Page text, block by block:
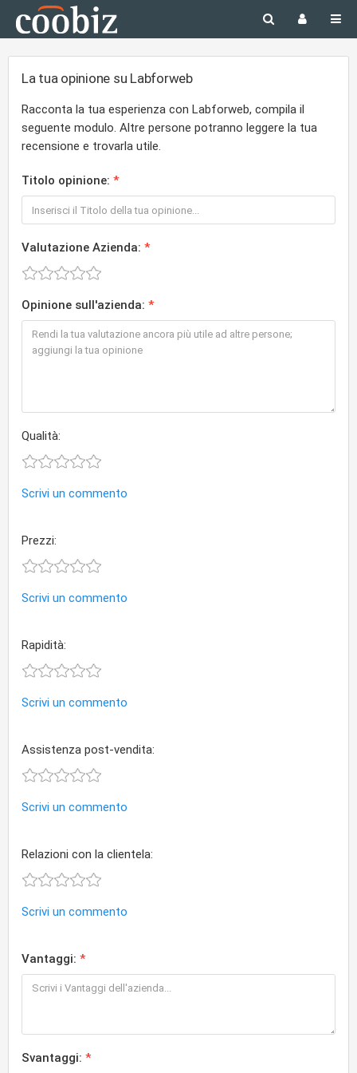
La tua opinione su Labforweb
Racconta la tua esperienza con Labforweb, compila il
seguente modulo. Altre persone potranno leggere la tua
recensione e trovarla utile.
Titolo opinione:
Valutazione Azienda:
Opinione sull'azienda:
Qualità:
Scrivi un commento
Prezzi:
Scrivi un commento
Rapidità:
Scrivi un commento
Assistenza post-vendita:
Scrivi un commento
Relazioni con la clientela:
Scrivi un commento
Vantaggi:
Svantaggi: